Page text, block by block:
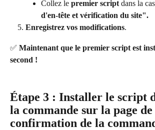
Collez le premier script dans la
d'en-tête et vérification du site".
Enregistrez vos modifications.
✅ Maintenant que le premier script est
second !
Étape 3 : Installer le script
la commande sur la page de
confirmation de la